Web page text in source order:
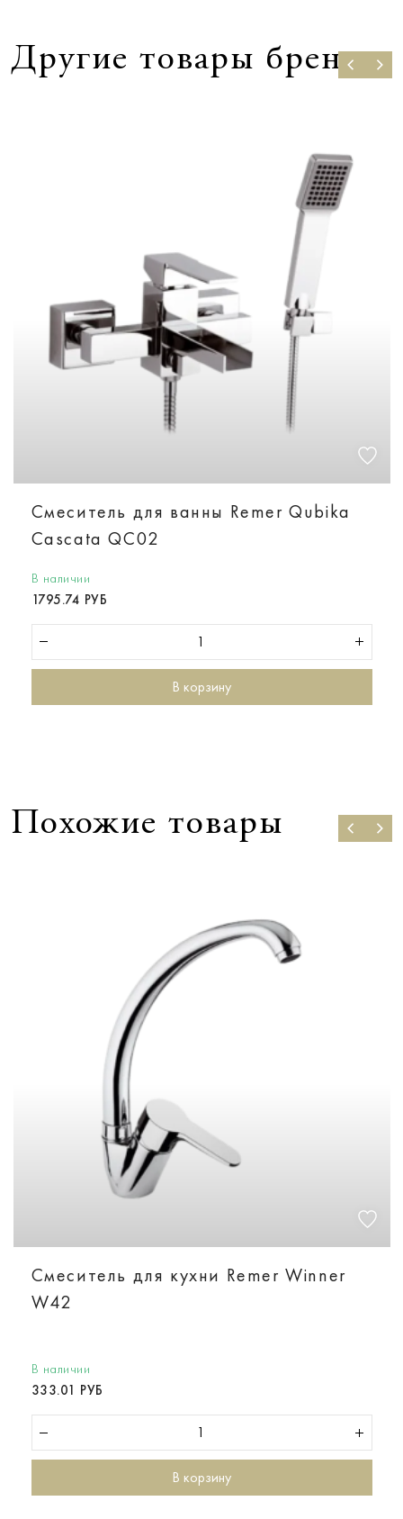
Другие товары бренда
Смеситель для ванны Remer Qubika
Cascata QC02
В наличии
1795.74 РУБ
В корзину
Похожие товары
Смеситель для кухни Remer Winner
W42
В наличии
333.01 РУБ
В корзину